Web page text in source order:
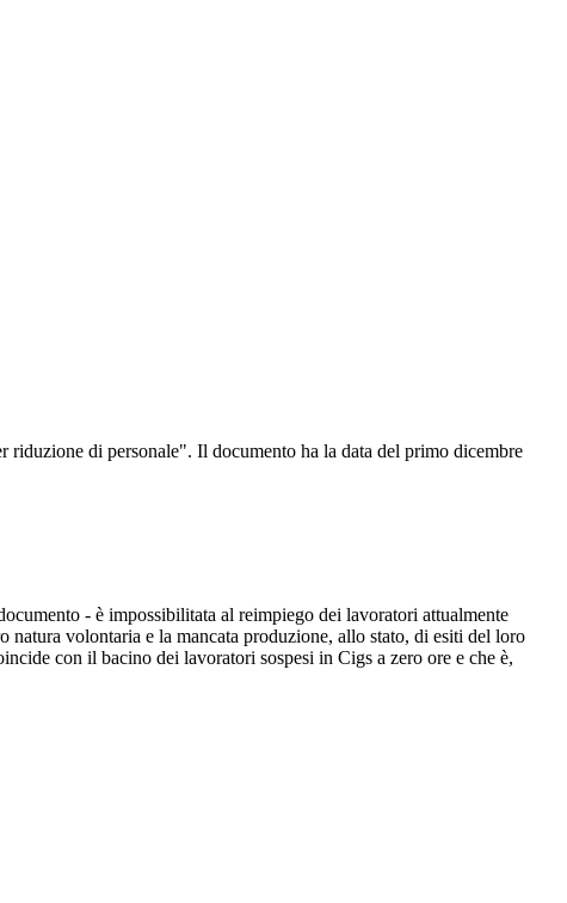
di personale". Il documento ha la data del primo dicembre
- è impossibilitata al reimpiego dei lavoratori attualmente
volontaria e la mancata produzione, allo stato, di esiti del loro
con il bacino dei lavoratori sospesi in Cigs a zero ore e che è,